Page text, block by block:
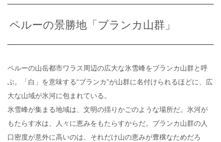
ペルーの景勝地「ブランカ山群」
ペルーの山岳都市ワラス周辺の広大な氷雪峰をブランカ山群と呼
ぶ。「白」を意味する“ブランカ”が山群に名付けられるほどに、広
大な山域が氷河に包まれている。
氷雪峰が集まる地域は、文明の揺りかごのような場所だ。氷河が
もたらす水は、人々に恵みをもたらすからだ。ブランカ山群の人
口密度が意外に高いのは、それだけ山の恵みが豊穣なためだろ